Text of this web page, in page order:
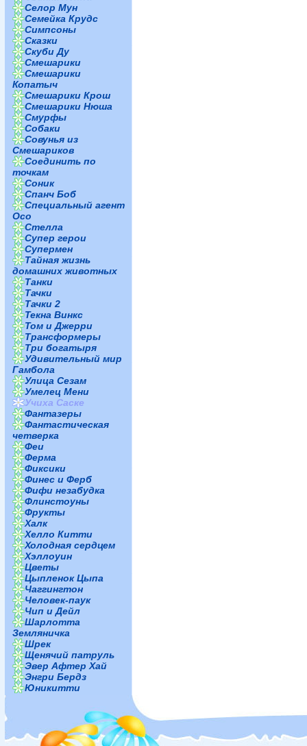
Селор Мун
Семейка Крудс
Симпсоны
Сказки
Скуби Ду
Смешарики
Смешарики
Копатыч
Смешарики Крош
Смешарики Нюша
Смурфы
Собаки
Совунья из
Смешариков
Соединить по
точкам
Соник
Спанч Боб
Специальный агент
Осо
Стелла
Супер герои
Супермен
Тайная жизнь
домашних животных
Танки
Тачки
Тачки 2
Текна Винкс
Том и Джерри
Трансформеры
Три богатыря
Удивительный мир
Гамбола
Улица Сезам
Умелец Мени
Учиха Саске
Фантазеры
Фантастическая
четверка
Феи
Ферма
Фиксики
Финес и Ферб
Фифи незабудка
Флинстоуны
Фрукты
Халк
Хелло Китти
Холодная сердцем
Хэллоуин
Цветы
Цыпленок Цыпа
Чаггингтон
Человек-паук
Чип и Дейл
Шарлотта
Земляничка
Шрек
Щенячий патруль
Эвер Афтер Хай
Энгри Бердз
Юникитти